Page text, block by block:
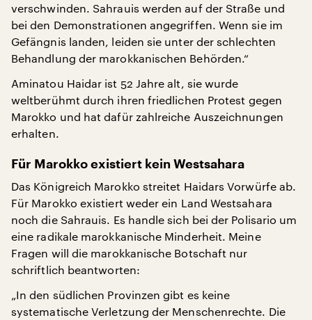
verschwinden. Sahrauis werden auf der Straße und
bei den Demonstrationen angegriffen. Wenn sie im
Gefängnis landen, leiden sie unter der schlechten
Behandlung der marokkanischen Behörden.“
Aminatou Haidar ist 52 Jahre alt, sie wurde
weltberühmt durch ihren friedlichen Protest gegen
Marokko und hat dafür zahlreiche Auszeichnungen
erhalten.
Für Marokko existiert kein Westsahara
Das Königreich Marokko streitet Haidars Vorwürfe ab.
Für Marokko existiert weder ein Land Westsahara
noch die Sahrauis. Es handle sich bei der Polisario um
eine radikale marokkanische Minderheit. Meine
Fragen will die marokkanische Botschaft nur
schriftlich beantworten:
„In den südlichen Provinzen gibt es keine
systematische Verletzung der Menschenrechte. Die